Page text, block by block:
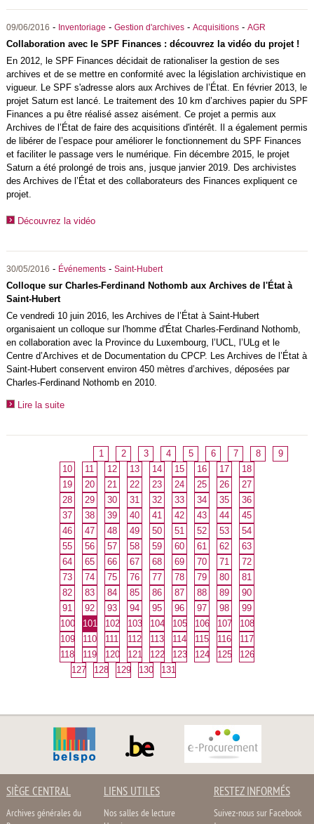
09/06/2016 - Inventoriage - Gestion d'archives- Acquisitions- AGR
Collaboration avec le SPF Finances : découvrez la vidéo du projet !
En 2012, le SPF Finances décidait de rationaliser la gestion de ses
archives et de se mettre en conformité avec la législation archivistique en
vigueur. Le SPF s'adresse alors aux Archives de l’État. En février 2013, le
projet Saturn est lancé. Le traitement des 10 km d’archives papier du SPF
Finances a pu être réalisé assez aisément. Ce projet a permis aux
Archives de l’État de faire des acquisitions d'intérêt. Il a également permis
de libérer de l’espace pour améliorer le fonctionnement du SPF Finances
et faciliter le passage vers le numérique. Fin décembre 2015, le projet
Saturn a été prolongé de trois ans, jusque janvier 2019. Des archivistes
des Archives de l’État et des collaborateurs des Finances expliquent ce
projet.
Découvrez la vidéo
30/05/2016 - Événements- Saint-Hubert
Colloque sur Charles-Ferdinand Nothomb aux Archives de l'État à
Saint-Hubert
Ce vendredi 10 juin 2016, les Archives de l’État à Saint-Hubert
organisaient un colloque sur l'homme d'État Charles-Ferdinand Nothomb,
en collaboration avec la Province du Luxembourg, l’UCL, l’ULg et le
Centre d’Archives et de Documentation du CPCP. Les Archives de l’État à
Saint-Hubert conservent environ 450 mètres d’archives, déposées par
Charles-Ferdinand Nothomb en 2010.
Lire la suite
1 2 3 4 5 6 7 8
9
10
11 12 13 14 15 16 17
18
19
20 21 22 23 24 25 26
27
28
29 30 31 32 33 34 35
36
37
38 39 40 41 42 43 44
45
46
47 48 49 50 51 52 53
54
55
56 57 58 59 60 61 62
63
64
65 66 67 68 69 70 71
72
73
74 75 76 77 78 79 80
81
82
83 84 85 86 87 88 89
90
91
92 93 94 95 96 97 98
99
100
101 102 103 104 105 106 107
108
109
110 111 112 113 114 115 116
117
118
119 120 121 122 123 124 125
126
127
128 129 130 131
SIÈGE CENTRAL
Archives générales du
LIENS UTILES
Nos salles de lecture
RESTEZ INFORMÉS
Suivez-nous sur Facebook